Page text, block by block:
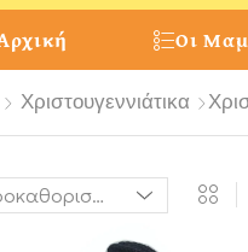
Οι
Χριστουγεννιάτικα